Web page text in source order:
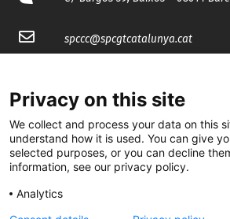
spccc@spcgtcatalunya.cat
@CGTCatalunya
cgtcatalunya
cgtcatalunya
Privacy on this site
We collect and process your data on this
understand how it is used. You can give
selected purposes, or you can decline
information, see our privacy policy.
Analytics